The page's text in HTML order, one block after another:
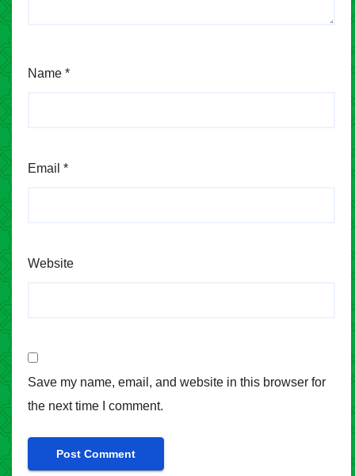
Name *
Email *
Website
Save my name, email, and website in this browser for
the next time I comment.